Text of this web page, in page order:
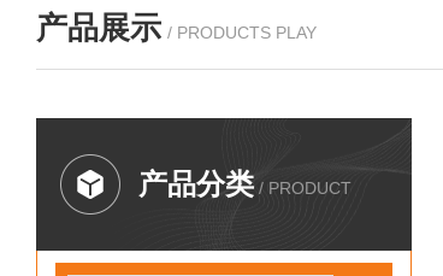
产品展示 / PRODUCTS PLAY
产品分类 / PRODUCT